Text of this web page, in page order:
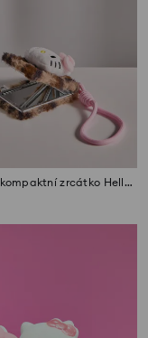
Skládací kompaktní zrcátko Hello Kitty